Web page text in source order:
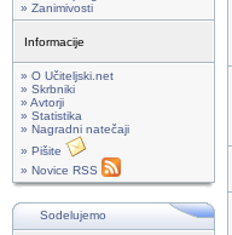
» Zanimivosti
Informacije
» O Učiteljski.net
» Skrbniki
» Avtorji
» Statistika
» Nagradni natečaji
» Pišite
» Novice RSS
Sodelujemo